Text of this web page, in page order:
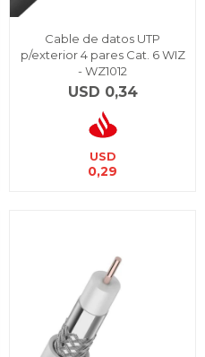
Cable de datos UTP
p/exterior 4 pares Cat. 6 WIZ
- WZ1012
USD 0,34
USD
0,29